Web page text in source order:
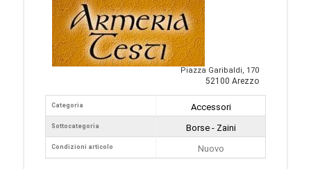
Piazza Garibaldi, 170
52100 Arezzo
Categoria
Sottocategoria
Condizioni articolo
Accessori
Borse - Zaini
Nuovo